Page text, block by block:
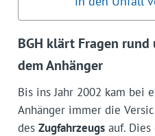
BGH klärt Fragen
dem Anhänger
Bis ins Jahr 2002 kam bei
Anhänger immer die
des Zugfahrzeugsauf. Dies